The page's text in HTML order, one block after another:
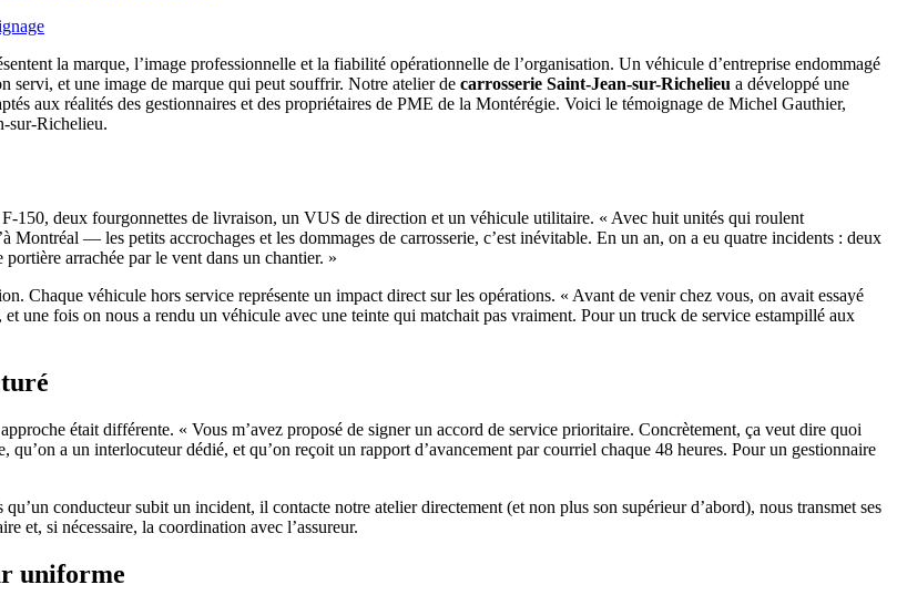
la marque, l’image professionnelle et la fiabilité opérationnelle de l’organisation. Un véhicule d’entreprise endommagé
servi, et une image de marque qui peut souffrir. Notre atelier de carrosserie Saint-Jean-sur-Richelieu a développé une
aux réalités des gestionnaires et des propriétaires de PME de la Montérégie. Voici le témoignage de Michel Gauthier,
sur-Richelieu.
150, deux fourgonnettes de livraison, un VUS de direction et un véhicule utilitaire. « Avec huit unités qui roulent
— les petits accrochages et les dommages de carrosserie, c’est inévitable. En un an, on a eu quatre incidents : deux
arrachée par le vent dans un chantier. »
Chaque véhicule hors service représente un impact direct sur les opérations. « Avant de venir chez vous, on avait essayé
une fois on nous a rendu un véhicule avec une teinte qui matchait pas vraiment. Pour un truck de service estampillé aux
était différente. « Vous m’avez proposé de signer un accord de service prioritaire. Concrètement, ça veut dire quoi
a un interlocuteur dédié, et qu’on reçoit un rapport d’avancement par courriel chaque 48 heures. Pour un gestionnaire
conducteur subit un incident, il contacte notre atelier directement (et non plus son supérieur d’abord), nous transmet ses
et, si nécessaire, la coordination avec l’assureur.
uniforme